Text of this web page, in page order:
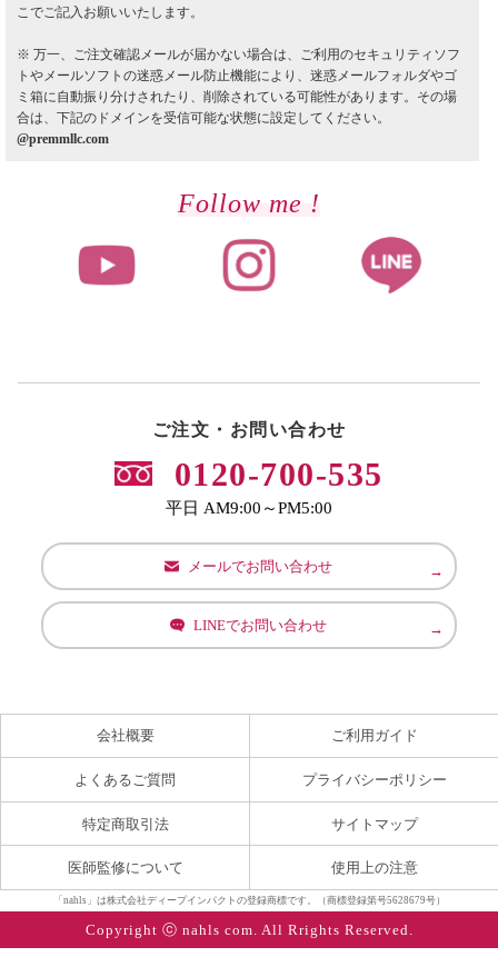
こでご記入お願いいたします。
※ 万一、ご注文確認メールが届かない場合は、ご利用のセキュリティソフ
トやメールソフトの迷惑メール防止機能により、迷惑メールフォルダやゴ
ミ箱に自動振り分けされたり、削除されている可能性があります。その場
合は、下記のドメインを受信可能な状態に設定してください。
@premmllc.com
Follow me !
ご注文・お問い合わせ
0120-700-535
平日 AM9:00～PM5:00
メールでお問い合わせ
LINEでお問い合わせ
会社概要 ご利用ガイド
よくあるご質問 プライバシーポリシー
特定商取引法 サイトマップ
医師監修について 使用上の注意
「nahls」は株式会社ディープインパクトの登録商標です。（商標登録第号5628679号）
Copyright ⓒ nahls com. All Rrights Reserved.